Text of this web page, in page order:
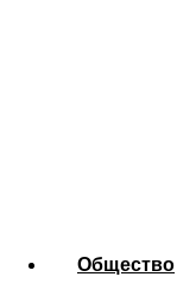
Общество